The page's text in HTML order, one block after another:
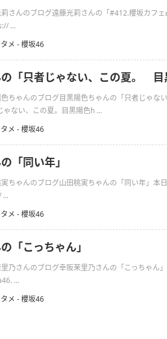
さんのブログ遠藤光莉さんの「#412.櫻坂カフ
...
メ - 櫻坂46
「只者じゃない、この夏。 目
ちゃんのブログ目黒陽色ちゃんの「只者じゃな
ゃない、この夏。目黒陽色h ...
メ - 櫻坂46
「同い年」
ちゃんのブログ山田桃実ちゃんの「同い年」本
...
メ - 櫻坂46
「こっちゃん」
乃さんのブログ幸阪茉里乃さんの「こっちゃん
...
メ - 櫻坂46